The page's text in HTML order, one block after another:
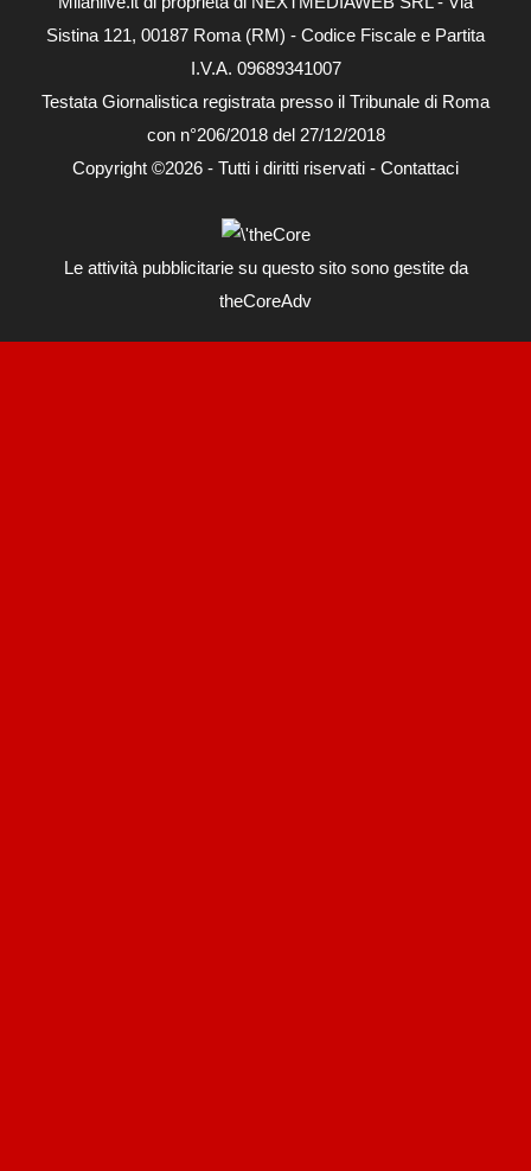
Sistina 121, 00187 Roma (RM) - Codice Fiscale e Partita
I.V.A. 09689341007
Testata Giornalistica registrata presso il Tribunale di Roma
con n°206/2018 del 27/12/2018
Copyright ©2026 - Tutti i diritti riservati - Contattaci
Le attività pubblicitarie su questo sito sono gestite da
theCoreAdv